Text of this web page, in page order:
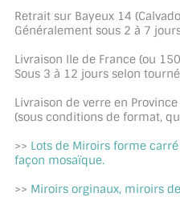
Retrait sur Bayeux 14
Généralement sous 2 à 7
Livraison Ile de France (ou
Sous 3 à 12 jours selon
Livraison de verre en
(sous conditions de format,
>> Lots de Miroirs forme
façon mosaïque.
>> Miroirs orginaux, miroirs